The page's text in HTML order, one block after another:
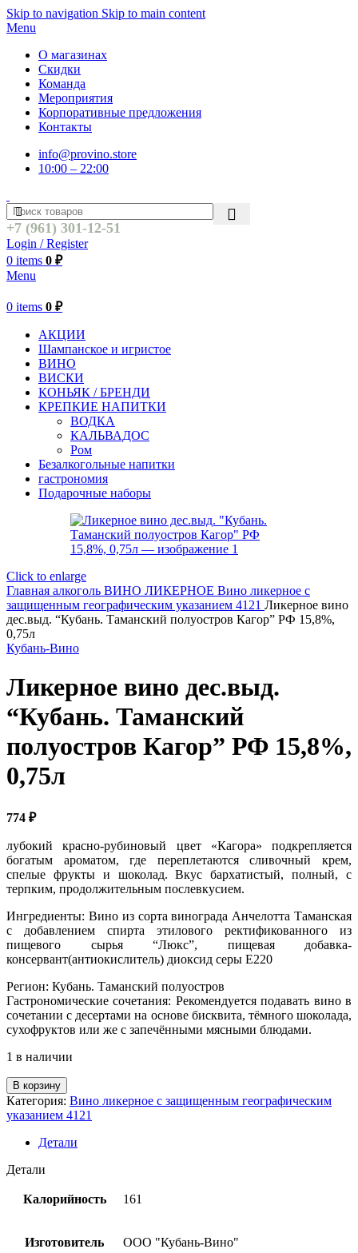
Skip to navigation Skip to main content
Menu
О магазинах
Скидки
Команда
Мероприятия
Корпоративные предложения
Контакты
info@provino.store
10:00 – 22:00
+7 (961) 301-12-51
Login / Register
0 items 0 ₽
Menu
0 items 0 ₽
АКЦИИ
Шампанское и игристое
ВИНО
ВИСКИ
КОНЬЯК / БРЕНДИ
КРЕПКИЕ НАПИТКИ
ВОДКА
КАЛЬВАДОС
Ром
Безалкогольные напитки
гастрономия
Подарочные наборы
Click to enlarge
Главная алкоголь ВИНО ЛИКЕРНОЕ Вино ликерное с
защищенным географическим указанием 4121 Ликерное вино
дес.выд. “Кубань. Таманский полуостров Кагор” РФ 15,8%,
0,75л
Кубань-Вино
Ликерное вино дес.выд.
“Кубань. Таманский
полуостров Кагор” РФ 15,8%,
0,75л
774 ₽
лубокий красно-рубиновый цвет «Кагора» подкрепляется
богатым ароматом, где переплетаются сливочный крем,
спелые фрукты и шоколад. Вкус бархатистый, полный, с
терпким, продолжительным послевкусием.
Ингредиенты: Вино из сорта винограда Анчелотта Таманская
с добавлением спирта этилового ректификованного из
пищевого сырья “Люкс”, пищевая добавка-
консервант(антиокислитель) диоксид серы Е220
Регион: Кубань. Таманский полуостров
Гастрономические сочетания: Рекомендуется подавать вино в
сочетании с десертами на основе бисквита, тёмного шоколада,
сухофруктов или же с запечёнными мясными блюдами.
1 в наличии
Количество
товара
Ликерное
вино
дес.выд.
Таманский
Кагор"
0,75л
В корзину
Категория: Вино ликерное с защищенным географическим
указанием 4121
Детали
Детали
Калорийность 161
Изготовитель ООО "Кубань-Вино"